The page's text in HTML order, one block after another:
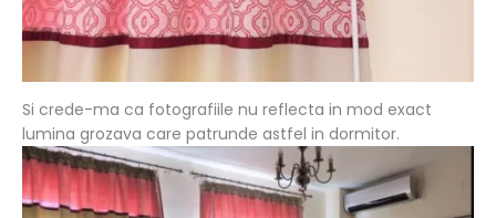
Si crede-ma ca fotografiile nu reflecta in mod exact
lumina grozava care patrunde astfel in dormitor.